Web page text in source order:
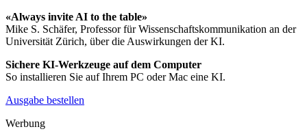
«Always invite AI to the table»
Mike S. Schäfer, Professor für Wissenschaftskommunikation an der
Universität Zürich, über die Auswirkungen der KI.
Sichere KI-Werkzeuge auf dem Computer
So installieren Sie auf Ihrem PC oder Mac eine KI.
Ausgabe bestellen
Werbung